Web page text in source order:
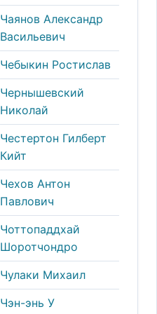
Чаянов Александр
Васильевич
Чебыкин Ростислав
Чернышевский
Николай
Честертон Гилберт
Кийт
Чехов Антон
Павлович
Чоттопаддхай
Шоротчондро
Чулаки Михаил
Чэн-энь У